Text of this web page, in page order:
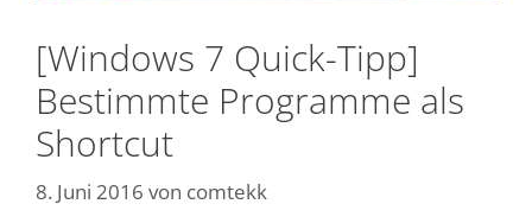
[Windows 7 Quick-Tipp]
Bestimmte Programme als
Shortcut
8. Juni 2016 von comtekk